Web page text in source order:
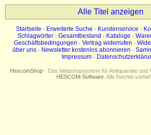
Alle Titel anzeigen
Startseite · Erweiterte Suche · Kundenservice ·
Schlagwörter · Gesamtbestand · Kataloge ·
Geschäftsbedingungen · Vertrag widerrufen ·
über uns · Newsletter kostenlos abonnieren ·
Impressum ·
HescomShop - Das Webshopsystem für Antiquariate und
HESCOM-Software. Alle Rechte